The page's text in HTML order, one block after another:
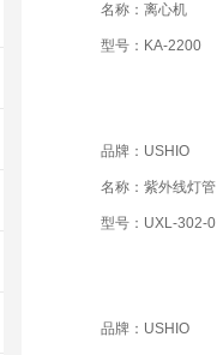
名称：离心机
型号：KA-2200
品牌：USHIO
名称：紫外线灯管
型号：UXL-302-0
品牌：USHIO